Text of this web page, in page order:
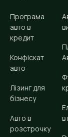
Програма
авто в
кредит
Конфіскат
авто
Лізинг для
бізнесу
Авто в
розстрочку
в